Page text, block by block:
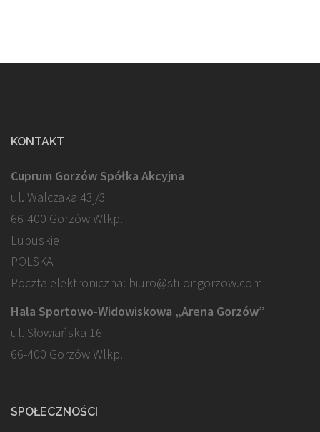
KONTAKT
Cuprum Gorzów Spółka Akcyjna
ul. Walczaka 43j/3
66-400 Gorzów Wlkp.
Lubuskie
POLSKA
Poczta elektroniczna: biuro@stilongorzow.com
Hala Sportowo-Widowiskowa „Arena Gorzów”
ul. Słowiańska 16
66-400 Gorzów Wlkp.
SPOŁECZNOŚCI